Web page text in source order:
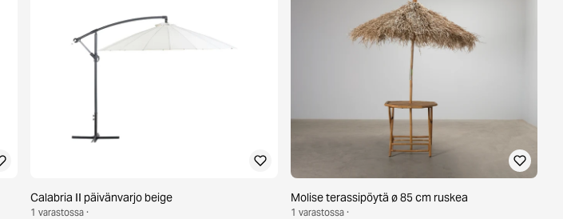
Calabria II päivänvarjo beige
1 varastossa ·
Molise terassipöytä ø 85 cm ruskea
1 varastossa ·